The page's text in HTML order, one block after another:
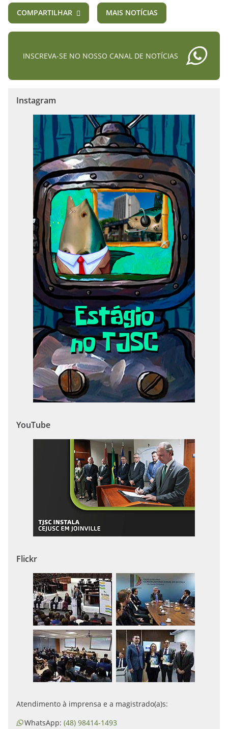
COMPARTILHAR MAIS NOTÍCIAS
INSCREVA-SE NO NOSSO CANAL DE NOTÍCIAS
Instagram
YouTube
Flickr
Atendimento à imprensa e a magistrado(a)s:
WhatsApp: (48) 98414-1493